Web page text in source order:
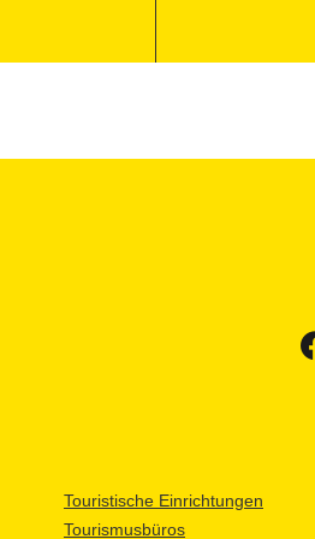
Touristische Einrichtungen
Tourismusbüros